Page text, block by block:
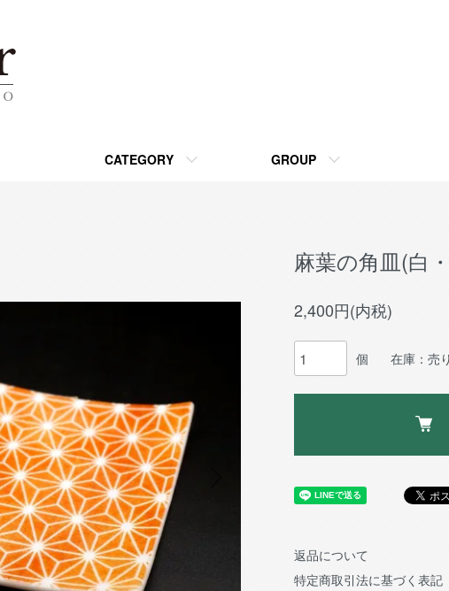
CATEGORY GROUP
麻葉の角皿(白
2,400円(内税)
個 在庫：売
返品について
特定商取引法に基づく表記